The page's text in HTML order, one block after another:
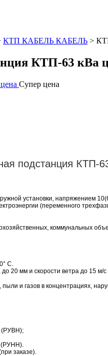
КТП КАБЕЛЬ КАБЕЛЬ >
КТП-63 кВа
Супер цена
подстанция КТП-
установки, напряжением
(переменного
коммунальных
С.
20 мм и скорости ветра до 15 м/с
и газов в концентрациях,
(РУВН);
(РУНН).
заказе).